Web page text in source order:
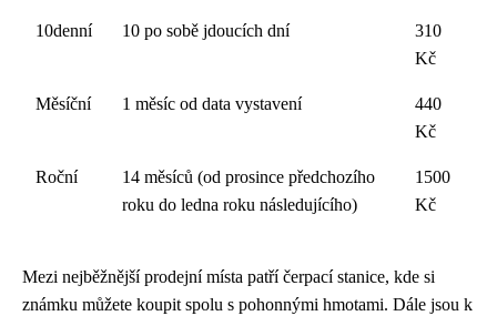
10denní 10 po sobě jdoucích dní
310
Kč
Měsíční 1 měsíc od data vystavení
440
Kč
Roční
14 měsíců (od prosince předchozího
roku do ledna roku následujícího)
1500
Kč
Mezi nejběžnější prodejní místa patří čerpací stanice, kde si
známku můžete koupit spolu s pohonnými hmotami. Dále jsou k